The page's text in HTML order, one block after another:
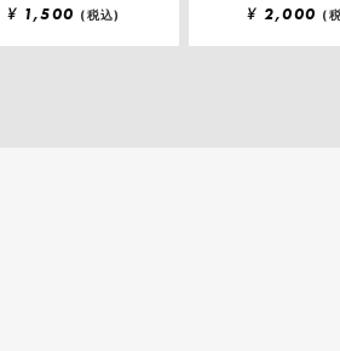
¥ 1,500 (税込) ¥ 2,000 (